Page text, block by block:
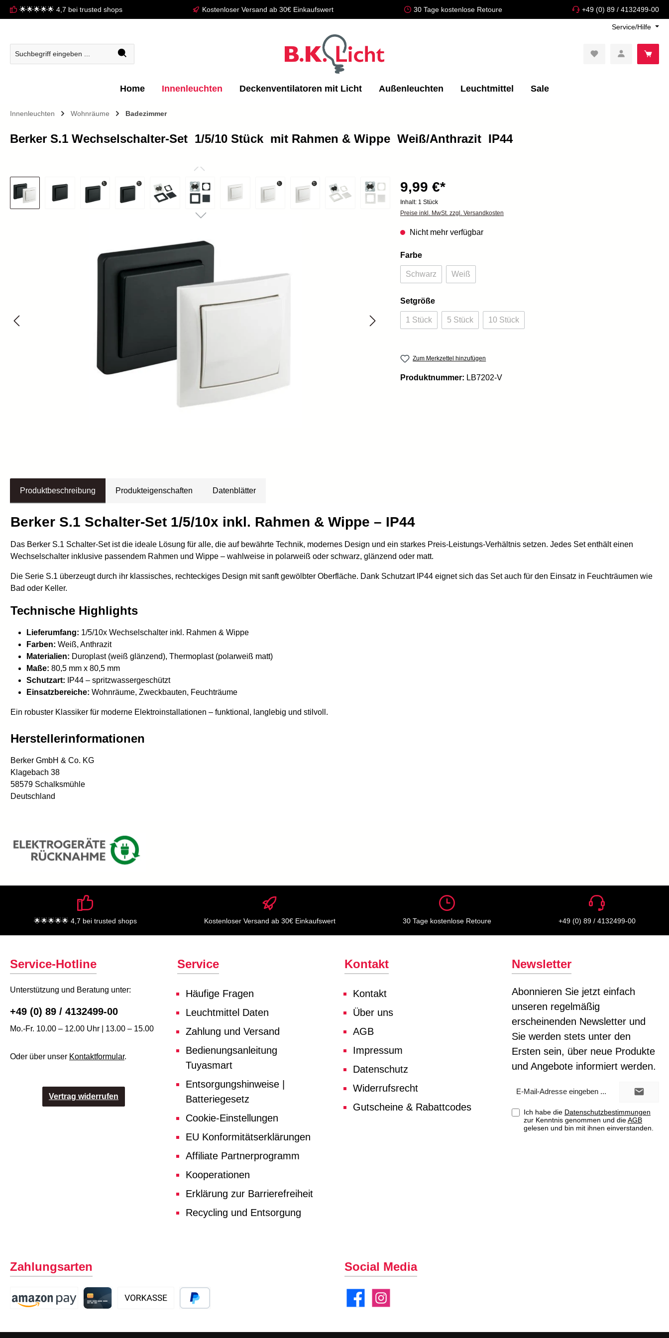
Zur Hauptnavigation springen
🌟🌟🌟🌟🌟 4,7 bei trusted shops Kostenloser Versand ab 30€ Einkaufswert 30 Tage kostenlose Retoure +49 (0) 89 / 4132499-00
Service/Hilfe
Home Innenleuchten Deckenventilatoren mit Licht Außenleuchten Leuchtmittel Sale
Innenleuchten Wohnräume Badezimmer
Berker S.1 Wechselschalter-Set  1/5/10 Stück  mit Rahmen & Wippe  Weiß/Anthrazit  IP44
Bildergalerie überspringen 9,99 €*
Inhalt: 1 Stück
Preise inkl. MwSt. zzgl. Versandkosten
Nicht mehr verfügbar
Farbeauswählen
Schwarz
(Diese Option ist zurzeit nicht verfügbar.)
Weiß
(Diese Option ist zurzeit nicht verfügbar.)
Setgrößeauswählen
1 Stück
(Diese Option ist zurzeit nicht verfügbar.)
5 Stück
(Diese Option ist zurzeit nicht verfügbar.)
10 Stück
(Diese Option ist zurzeit nicht verfügbar.)
Zum Merkzettel hinzufügen
Produktnummer: LB7202-V
Produktbeschreibung Produkteigenschaften Datenblätter
Berker S.1 Schalter-Set 1/5/10x inkl. Rahmen & Wippe – IP44
Das Berker S.1 Schalter-Set ist die ideale Lösung für alle, die auf bewährte Technik, modernes Design und ein starkes Preis-Leistungs-Verhältnis setzen. Jedes Set enthält einen
Wechselschalter inklusive passendem Rahmen und Wippe – wahlweise in polarweiß oder schwarz, glänzend oder matt.
Die Serie S.1 überzeugt durch ihr klassisches, rechteckiges Design mit sanft gewölbter Oberfläche. Dank Schutzart IP44 eignet sich das Set auch für den Einsatz in Feuchträumen wie
Bad oder Keller.
Technische Highlights
Lieferumfang: 1/5/10x Wechselschalter inkl. Rahmen & Wippe
Farben: Weiß, Anthrazit
Materialien: Duroplast (weiß glänzend), Thermoplast (polarweiß matt)
Maße: 80,5 mm x 80,5 mm
Schutzart: IP44 – spritzwassergeschützt
Einsatzbereiche: Wohnräume, Zweckbauten, Feuchträume
Ein robuster Klassiker für moderne Elektroinstallationen – funktional, langlebig und stilvoll.
Herstellerinformationen
Berker GmbH & Co. KG
Klagebach 38
58579 Schalksmühle
Deutschland
🌟🌟🌟🌟🌟 4,7 bei trusted shops Kostenloser Versand ab 30€ Einkaufswert 30 Tage kostenlose Retoure +49 (0) 89 / 4132499-00
Service-Hotline
Unterstützung und Beratung unter:
+49 (0) 89 / 4132499-00
Mo.-Fr. 10.00 – 12.00 Uhr | 13.00 – 15.00
Oder über unser Kontaktformular.
Vertrag widerrufen
Service
Häufige Fragen
Leuchtmittel Daten
Zahlung und Versand
Bedienungsanleitung
Tuyasmart
Entsorgungshinweise |
Batteriegesetz
Cookie-Einstellungen
EU Konformitätserklärungen
Affiliate Partnerprogramm
Kooperationen
Erklärung zur Barrierefreiheit
Recycling und Entsorgung
Kontakt
Kontakt
Über uns
AGB
Impressum
Datenschutz
Widerrufsrecht
Gutscheine & Rabattcodes
Newsletter
Abonnieren Sie jetzt einfach
unseren regelmäßig
erscheinenden Newsletter und
Sie werden stets unter den
Ersten sein, über neue Produkte
und Angebote informiert werden.
Mail-
Ich habe die Datenschutzbestimmungen
zur Kenntnis genommen und dieAGB
gelesen und bin mit ihnen einverstanden.
Zahlungsarten Social Media
FacebookInstagram